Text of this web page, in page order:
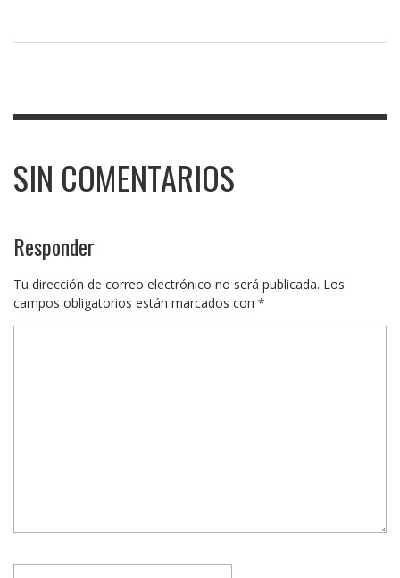
SIN COMENTARIOS
Responder
Tu dirección de correo electrónico no será publicada. Los
campos obligatorios están marcados con *